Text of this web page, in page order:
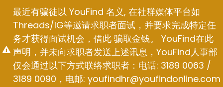
最近有骗徒以 YouFind 名义, 在社群媒体平台如
Threads/IG等邀请求职者面试，并要求完成特定任
务才获得面试机会，借此 骗取金钱。 YouFind在此
声明，并未向求职者发送上述讯息，YouFind人事部
仅会通过以下方式联络求职者：电话: 3189 0063 /
3189 0090，电邮: youfindhr@youfindonline.com